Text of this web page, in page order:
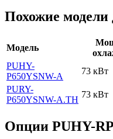
Похожие модели
Модель
PUHY-
P650YSNW-A
73 кВт
PURY-
P650YSNW-A.TH
73 кВт
Опции PUHY-